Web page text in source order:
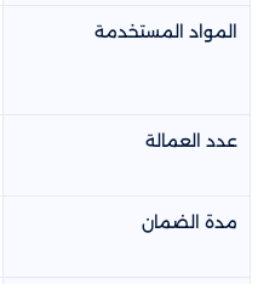
المواد المستخدمة
عدد العمالة
مدة الضمان